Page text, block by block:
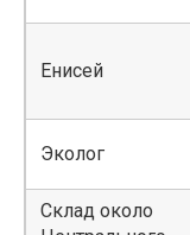
Енисей
Эколог
Склад около